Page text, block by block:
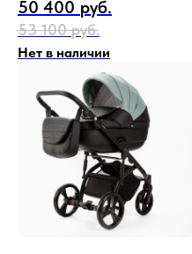
50 400 руб.
53 100 руб.
Нет в наличии